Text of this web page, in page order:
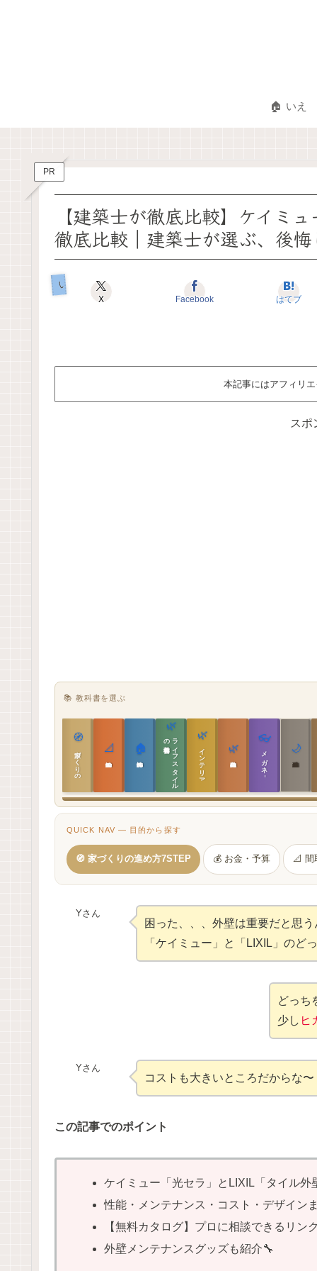
🏠 いえ
PR
【建築士が徹底比較】ケイミ
徹底比較｜建築士が選ぶ、後
いえのヒカク
X Facebook はてブ
本記事にはアフィリ
スポ
📚 教科書を選ぶ
🧭
家づくりの教科書 📐
実施設計の教科書
🏠
性能設計の教科書
🌿
ラ
イ
フ
ス
タ
イ
ル
の
教科書 🌿
インテリア設計 🌿
敷地設計の教科書
👓
メガネ｜転職 🌙
建築思想の教科書
QUICK NAV — 目的から探す
🧭 家づくりの進め方7STEP 💰 お金・予算 📐 間
Yさん
困った、、、外壁は重要だと思
「ケイミュー」と「LIXIL」のど
どっち
少し ヒ
Yさん
コストも大きいところだからな〜
この記事でのポイント
ケイミュー「光セラ」とLIXIL「タイル外
性能・メンテナンス・コスト・デザイン
【無料カタログ】プロに相談できるリン
外壁メンテナンスグッズも紹介🔧